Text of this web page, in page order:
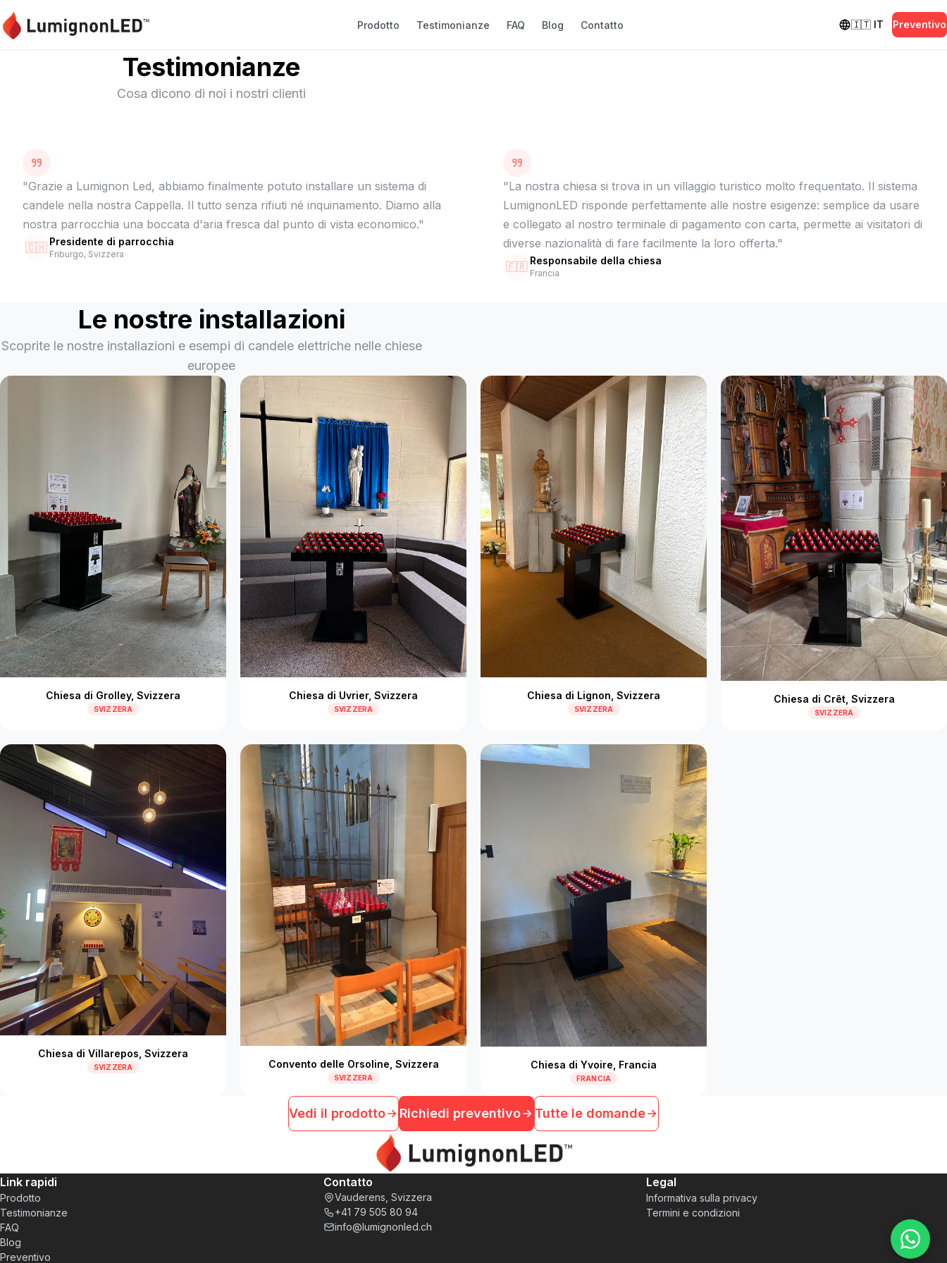
Prodotto Testimonianze FAQ Blog Contatto 🇮🇹 IT Preventivo
Testimonianze
Cosa dicono di noi i nostri clienti
"Grazie a Lumignon Led, abbiamo finalmente potuto installare un sistema di
candele nella nostra Cappella. Il tutto senza rifiuti né inquinamento. Diamo alla
nostra parrocchia una boccata d'aria fresca dal punto di vista economico."
🇨🇭 Presidente di parrocchia
Friburgo, Svizzera
"La nostra chiesa si trova in un villaggio turistico molto frequentato. Il sistema
LumignonLED risponde perfettamente alle nostre esigenze: semplice da usare
e collegato al nostro terminale di pagamento con carta, permette ai visitatori di
diverse nazionalità di fare facilmente la loro offerta."
🇫🇷 Responsabile della chiesa
Francia
Le nostre installazioni
Scoprite le nostre installazioni e esempi di candele elettriche nelle chiese
europee
Chiesa di Grolley, Svizzera
SVIZZERA
Chiesa di Uvrier, Svizzera
SVIZZERA
Chiesa di Lignon, Svizzera
SVIZZERA
Chiesa di Crêt, Svizzera
SVIZZERA
Chiesa di Villarepos, Svizzera
SVIZZERA Convento delle Orsoline, Svizzera
SVIZZERA
Chiesa di Yvoire, Francia
FRANCIA
Vedi il prodotto Richiedi preventivo Tutte le domande
Link rapidi
Prodotto
Testimonianze
FAQ
Blog
Preventivo
Contatto
Vauderens, Svizzera
+41 79 505 80 94
info@lumignonled.ch
Legal
Informativa sulla privacy
Termini e condizioni